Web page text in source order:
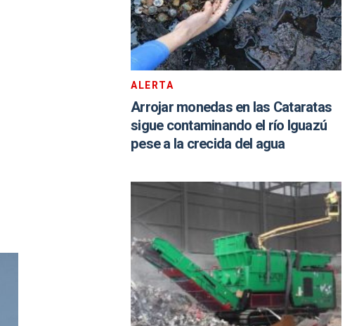
ALERTA
Arrojar monedas en las Cataratas
sigue contaminando el río Iguazú
pese a la crecida del agua